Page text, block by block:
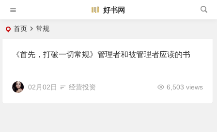
好书网
首页 常规
《首先，打破一切常规》管理者和被管理者应读的书
02月02日 经营投资 6,503 views